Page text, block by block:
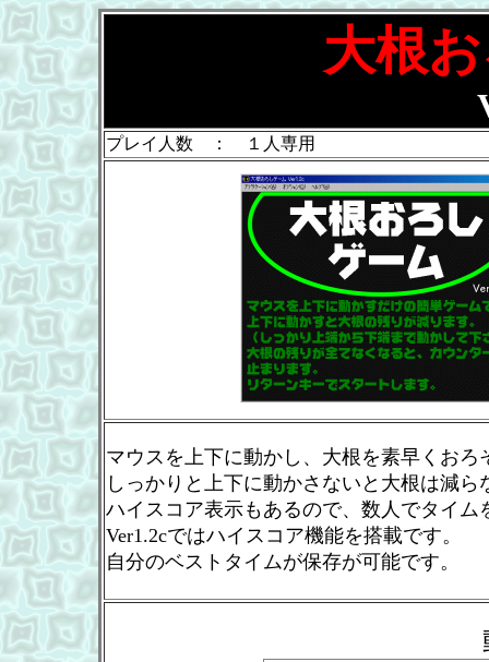
大根
プレイ人数 ： １人専用
マウスを上下に動かし、大根を素早くおろ
しっかりと上下に動かさないと大根は減ら
ハイスコア表示もあるので、数人でタイム
Ver1.2cではハイスコア機能を搭載です。
自分のベストタイムが保存が可能です。